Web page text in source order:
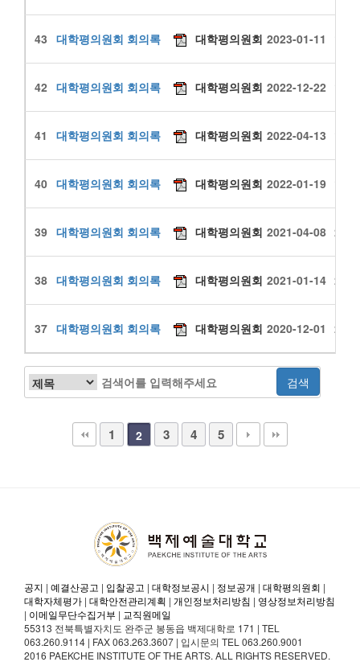
43 대학평의원회 회의록 대학평의원회 2023-01-11
42 대학평의원회 회의록 대학평의원회 2022-12-22
41 대학평의원회 회의록 대학평의원회 2022-04-13
40 대학평의원회 회의록 대학평의원회 2022-01-19
39 대학평의원회 회의록 대학평의원회 2021-04-08 2233
38 대학평의원회 회의록 대학평의원회 2021-01-14 2197
37 대학평의원회 회의록 대학평의원회 2020-12-01 2239
1 2 3 4 5
공지 | 예결산공고 | 입찰공고 | 대학정보공시 | 정보공개 | 대학평의원회 |
대학자체평가 | 대학안전관리계획 | 개인정보처리방침 | 영상정보처리방침
| 이메일무단수집거부 | 교직원메일
55313 전북특별자치도 완주군 봉동읍 백제대학로 171 | TEL
063.260.9114 | FAX 063.263.3607 | 입시문의 TEL 063.260.9001
2016 PAEKCHE INSTITUTE OF THE ARTS. ALL RIGHTS RESERVED.